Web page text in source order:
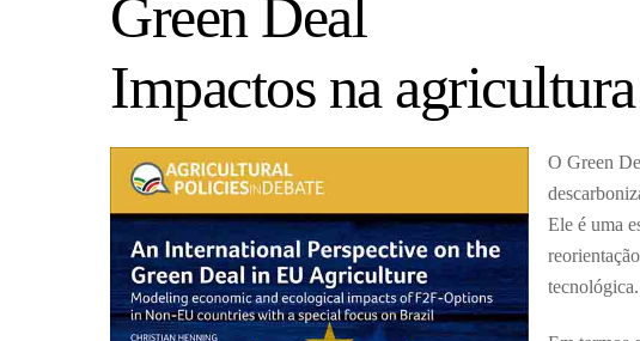
Green Deal
Impactos na
O Green
Ele é uma
tecnológica.